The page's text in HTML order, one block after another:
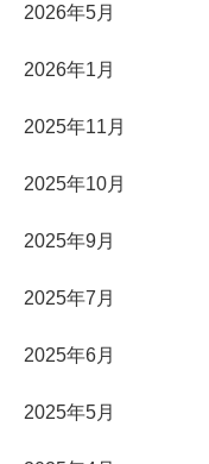
2026年5月
2026年1月
2025年11月
2025年10月
2025年9月
2025年7月
2025年6月
2025年5月